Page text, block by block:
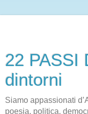
22 PASSI
dintorni
Siamo appassionati
poesia, politica,